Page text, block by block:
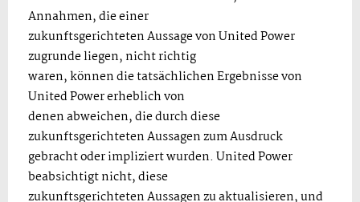
Annahmen, die einer
zukunftsgerichteten Aussage von United Power
zugrunde liegen, nicht richtig
waren, können die tatsächlichen Ergebnisse von
United Power erheblich von
denen abweichen, die durch diese
zukunftsgerichteten Aussagen zum Ausdruck
gebracht oder impliziert wurden. United Power
beabsichtigt nicht, diese
zukunftsgerichteten Aussagen zu aktualisieren, und